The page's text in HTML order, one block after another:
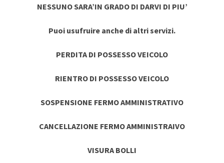
NESSUNO SARA’IN GRADO DI DARVI DI PIU’
Puoi usufruire anche di altri servizi.
PERDITA DI POSSESSO VEICOLO
RIENTRO DI POSSESSO VEICOLO
SOSPENSIONE FERMO AMMINISTRATIVO
CANCELLAZIONE FERMO AMMINISTRAIVO
VISURA BOLLI